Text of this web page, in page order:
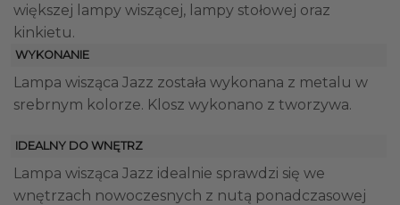
większej lampy wiszącej, lampy stołowej oraz
kinkietu.
WYKONANIE
Lampa wisząca Jazz została wykonana z metalu w
srebrnym kolorze. Klosz wykonano z tworzywa.
IDEALNY DO WNĘTRZ
Lampa wisząca Jazz idealnie sprawdzi się we
wnętrzach nowoczesnych z nutą ponadczasowej